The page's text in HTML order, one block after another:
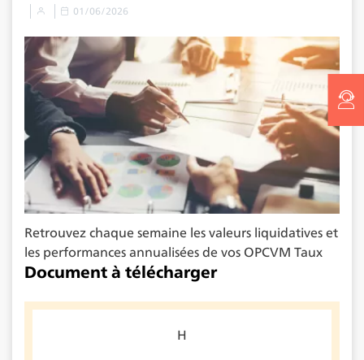
01/06/2026
Retrouvez chaque semaine les valeurs liquidatives et
les performances annualisées de vos OPCVM Taux
Document à télécharger
H